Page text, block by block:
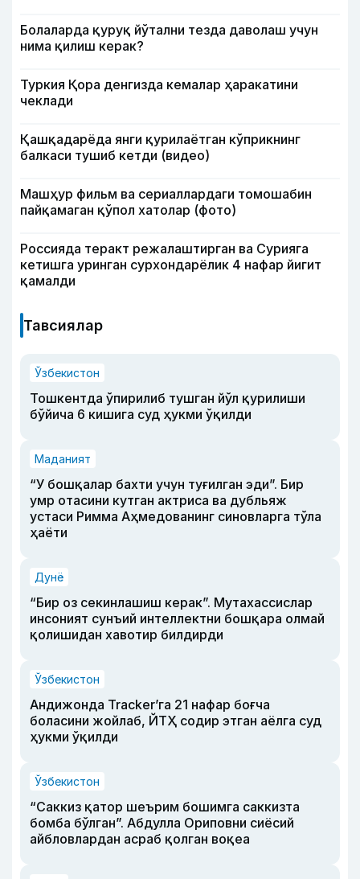
Болаларда қуруқ йўтални тезда даволаш учун
нима қилиш керак?
Туркия Қора денгизда кемалар ҳаракатини
чеклади
Қашқадарёда янги қурилаётган кўприкнинг
балкаси тушиб кетди (видео)
Машҳур фильм ва сериаллардаги томошабин
пайқамаган қўпол хатолар (фото)
Россияда теракт режалаштирган ва Сурияга
кетишга уринган сурхондарёлик 4 нафар йигит
қамалди
Тавсиялар
Ўзбекистон
Тошкентда ўпирилиб тушган йўл қурилиши
бўйича 6 кишига суд ҳукми ўқилди
Маданият
“У бошқалар бахти учун туғилган эди”. Бир
умр отасини кутган актриса ва дубльяж
устаси Римма Аҳмедованинг синовларга тўла
ҳаёти
Дунё
“Бир оз секинлашиш керак”. Мутахассислар
инсоният сунъий интеллектни бошқара олмай
қолишидан хавотир билдирди
Ўзбекистон
Андижонда Tracker’га 21 нафар боғча
боласини жойлаб, ЙТҲ содир этган аёлга суд
ҳукми ўқилди
Ўзбекистон
“Саккиз қатор шеърим бошимга саккизта
бомба бўлган”. Абдулла Ориповни сиёсий
айбловлардан асраб қолган воқеа